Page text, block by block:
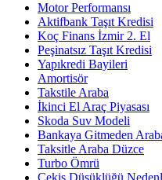
Motor Performansı
Aktifbank Taşıt Kredisi
Koç Finans İzmir 2. El
Peşinatsız Taşıt Kredisi
Yapıkredi Bayileri
Amortisör
Takstile Araba
İkinci El Araç Piyasası
Skoda Suv Modeli
Bankaya Gitmeden
Taksitle Araba Düzce
Turbo Ömrü